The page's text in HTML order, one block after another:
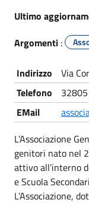
Ultimo
Argomenti :
Indirizzo
Via
Telefono
EMail
L’Associazione
genitori nato nel
attivo all’interno
e Scuola
L’Associazione,